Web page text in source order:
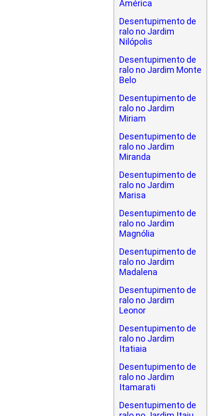
América
Desentupimento de
ralo no Jardim
Nilópolis
Desentupimento de
ralo no Jardim Monte
Belo
Desentupimento de
ralo no Jardim
Miriam
Desentupimento de
ralo no Jardim
Miranda
Desentupimento de
ralo no Jardim
Marisa
Desentupimento de
ralo no Jardim
Magnólia
Desentupimento de
ralo no Jardim
Madalena
Desentupimento de
ralo no Jardim
Leonor
Desentupimento de
ralo no Jardim
Itatiaia
Desentupimento de
ralo no Jardim
Itamarati
Desentupimento de